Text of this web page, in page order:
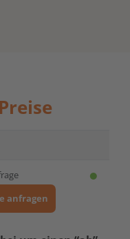
anfragen